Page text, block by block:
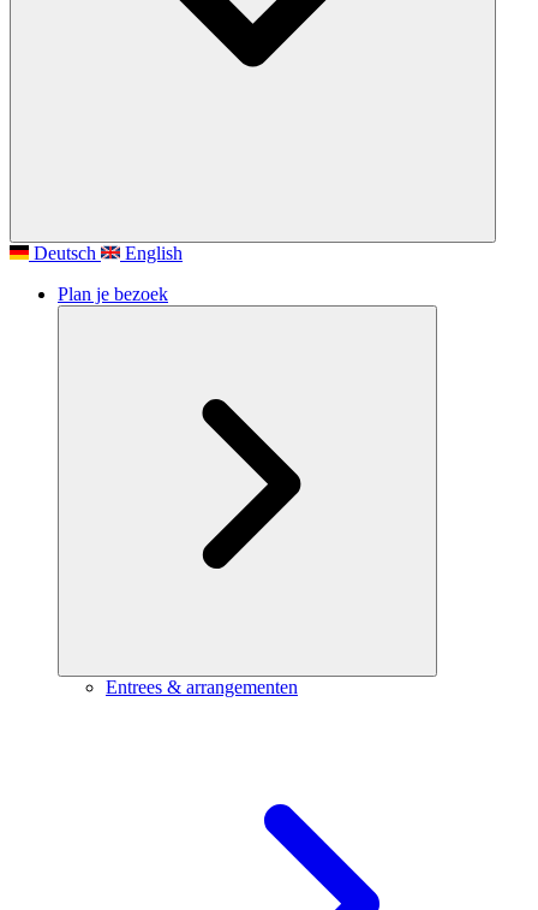
Deutsch
English
Plan je bezoek
Entrees & arrangementen